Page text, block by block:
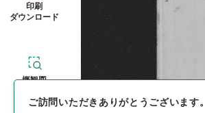
印刷
ダウンロード
概観図
ご訪問いただきありがとうございます。